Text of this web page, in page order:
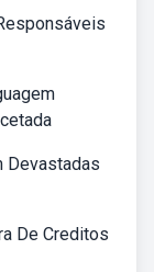
Devastadas
De Creditos